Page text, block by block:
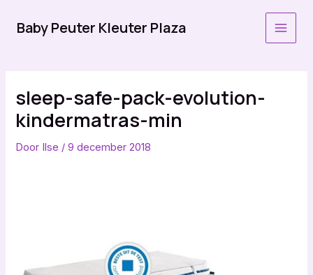
naarBaby Peuter Kleuter Plaza
sleep-safe-pack-evolution-
kindermatras-min
Door Ilse /9 december 2018